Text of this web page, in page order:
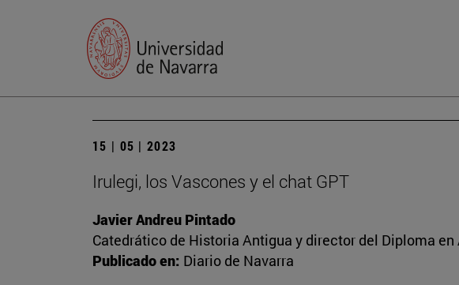
15 | 05 | 2023
Irulegi, los Vascones y el chat GPT
Javier Andreu Pintado
Catedrático de Historia Antigua y director del Diploma en
Publicado en: Diario de Navarra